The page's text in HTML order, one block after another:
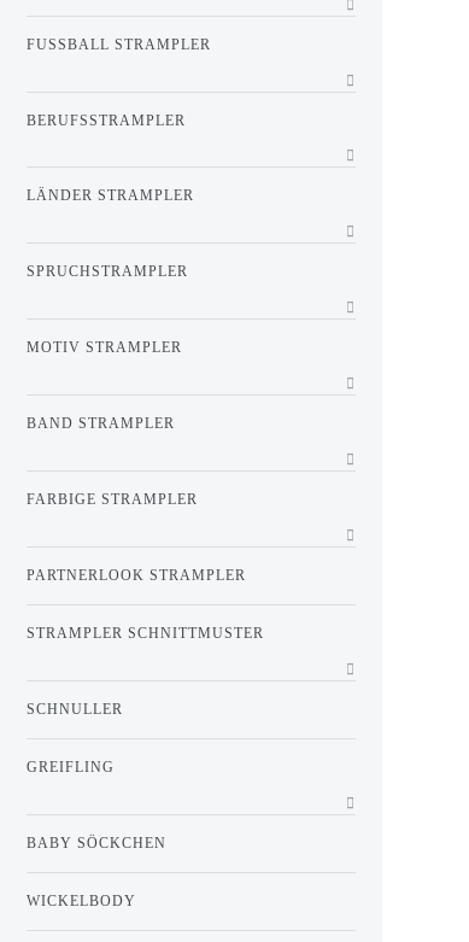
FUSSBALL STRAMPLER
BERUFSSTRAMPLER
LÄNDER STRAMPLER
SPRUCHSTRAMPLER
MOTIV STRAMPLER
BAND STRAMPLER
FARBIGE STRAMPLER
PARTNERLOOK STRAMPLER
STRAMPLER SCHNITTMUSTER
SCHNULLER
GREIFLING
BABY SÖCKCHEN
WICKELBODY